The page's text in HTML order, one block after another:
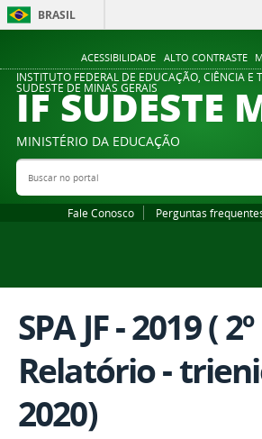
ACESSIBILIDADE ALTO CONTRASTE
BRASIL
INSTITUTO FEDERAL DE EDUCAÇÃO, CIÊNCIA E
SUDESTE DE MINAS GERAIS
IF SUDESTE
MINISTÉRIO DA EDUCAÇÃO
Buscar no portal
Fale Conosco Perguntas
SPA JF - 2019 ( 2º
Relatório -
2020)